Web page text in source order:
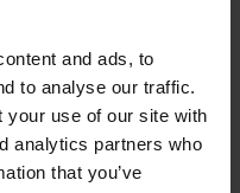
and ads, to
to analyse our traffic.
your use of our site with
analytics partners who
that you’ve
Ø38 plafond